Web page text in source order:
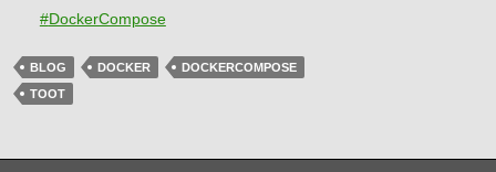
#DockerCompose
BLOG DOCKER
DOCKERCOMPOSE
TOOT